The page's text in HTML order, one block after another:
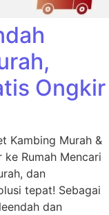
Ongkir
Kambing Murah &
Rumah Mencari
dan
tepat! Sebagai
dan